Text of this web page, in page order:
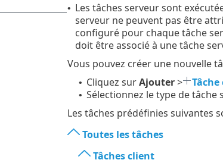
• Les tâches serveur sont
serveur ne peuvent pas être
configuré pour chaque tâche
doit être associé à une tâche
Vous pouvez créer une nouvelle
• Cliquez surAjouter>
• Sélectionnez le type de
Les tâches prédéfinies suivantes
Toutes les tâches
Tâches client